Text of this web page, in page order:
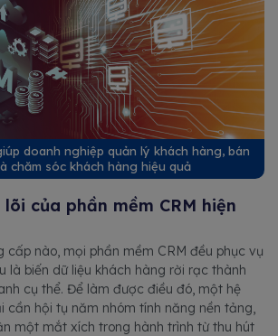
doanh nghiệp quản lý khách hàng, bán
chăm sóc khách hàng hiệu quả
của phần mềm CRM hiện
cấp nào, mọi phần mềm CRM đều phục vụ
là biến dữ liệu khách hàng rời rạc thành
cụ thể. Để làm được điều đó, một hệ
cần hội tụ năm nhóm tính năng nền tảng,
một mắt xích trong hành trình từ thu hút